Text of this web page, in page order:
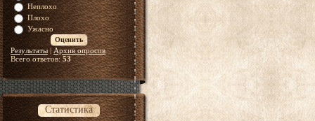
Неплохо
Плохо
Ужасно
Результаты| Архив опросов
Всего ответов:53
Статистика